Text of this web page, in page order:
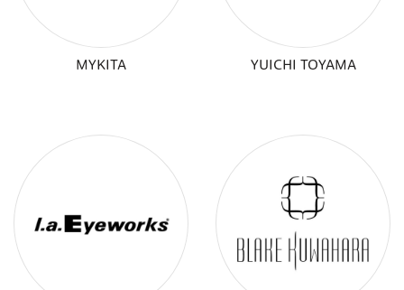
MYKITA YUICHI TOYAMA